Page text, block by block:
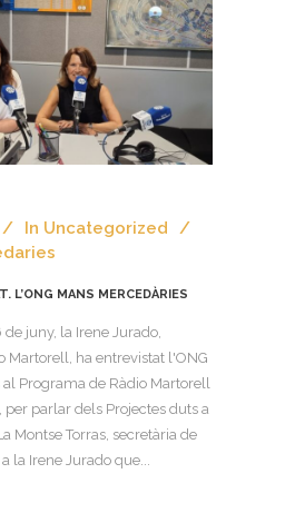
In Uncategorized
L’ONG MANS MERCEDÀRIES
juny, la Irene Jurado,
Martorell, ha entrevistat l'ONG
al Programa de Ràdio Martorell
per parlar dels Projectes duts a
Montse Torras, secretària de
la Irene Jurado que...